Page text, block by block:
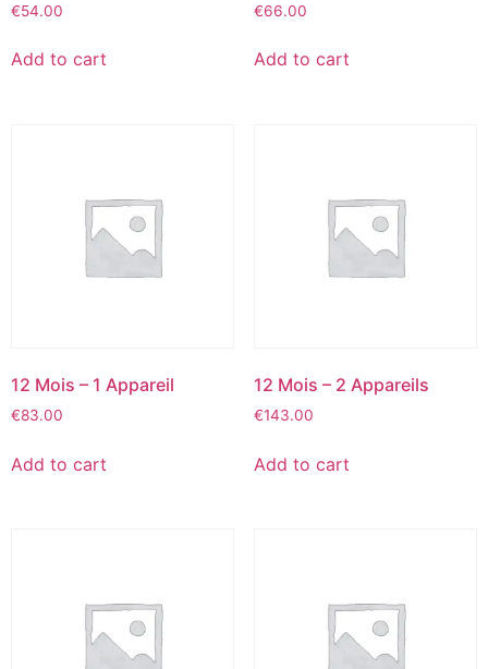
€54.00
Add to cart
€66.00
Add to cart
12 Mois – 1 Appareil
€83.00
Add to cart
12 Mois – 2 Appareils
€143.00
Add to cart